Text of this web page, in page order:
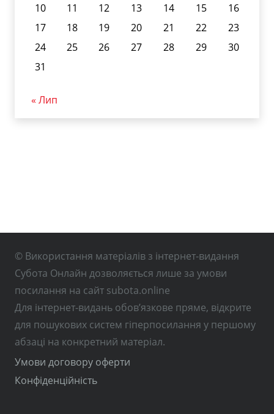
10
11 12 13 14 15
16
17
18 19 20 21 22
23
24
25 26 27 28 29
30
31
« Лип
© Використання матеріалів з інтернет-видання
Субота Онлайн дозволяється лише за умови
посилання на сайт subota.online
Для інтернет-видань обов’язкове пряме, відкрите
для пошукових систем гіперпосилання у першому
абзаці на конкретний матеріал.
Умови договору оферти
Конфіденційність